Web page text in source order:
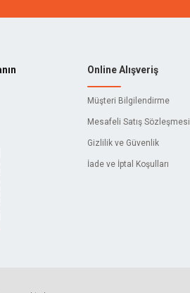
Online Alışveriş
Müşteri Bilgilendirme
Mesafeli Satış Sözleşmesi
Gizlilik ve Güvenlik
İade ve İptal Koşulları